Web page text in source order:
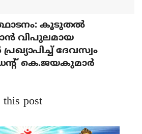
കൂടുതല്‍
വിപുലമായ
ദേവസ്വം
കെ.ജയകുമാര്‍
this post